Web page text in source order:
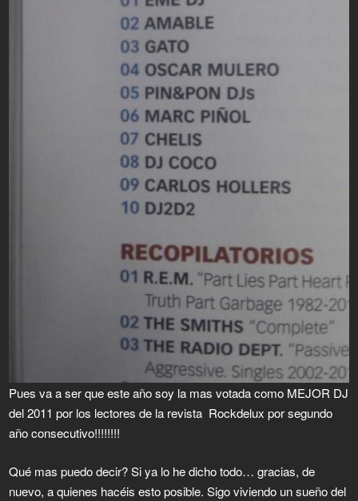
Pues va a ser que este año soy la mas votada como MEJOR DJ
del 2011 por los lectores de la revista Rockdelux por segundo
año consecutivo!!!!!!!!
Qué mas puedo decir? Si ya lo he dicho todo… gracias, de
nuevo, a quienes hacéis esto posible. Sigo viviendo un sueño del